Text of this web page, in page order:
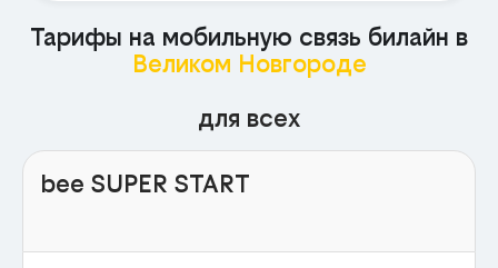
Тарифы на мобильную связь билайн в
Великом Новгороде
для всех
bee SUPER START